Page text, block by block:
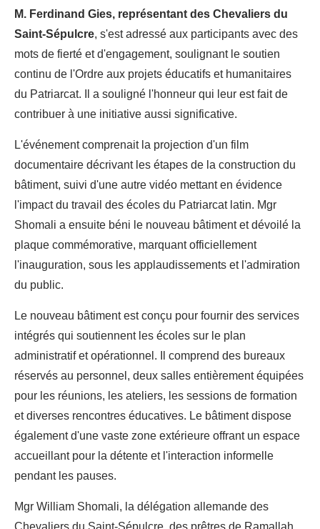
M. Ferdinand Gies, représentant des Chevaliers du
Saint-Sépulcre, s'est adressé aux participants avec des
mots de fierté et d'engagement, soulignant le soutien
continu de l'Ordre aux projets éducatifs et humanitaires
du Patriarcat. Il a souligné l'honneur qui leur est fait de
contribuer à une initiative aussi significative.
L'événement comprenait la projection d'un film
documentaire décrivant les étapes de la construction du
bâtiment, suivi d'une autre vidéo mettant en évidence
l'impact du travail des écoles du Patriarcat latin. Mgr
Shomali a ensuite béni le nouveau bâtiment et dévoilé la
plaque commémorative, marquant officiellement
l'inauguration, sous les applaudissements et l'admiration
du public.
Le nouveau bâtiment est conçu pour fournir des services
intégrés qui soutiennent les écoles sur le plan
administratif et opérationnel. Il comprend des bureaux
réservés au personnel, deux salles entièrement équipées
pour les réunions, les ateliers, les sessions de formation
et diverses rencontres éducatives. Le bâtiment dispose
également d'une vaste zone extérieure offrant un espace
accueillant pour la détente et l'interaction informelle
pendant les pauses.
Mgr William Shomali, la délégation allemande des